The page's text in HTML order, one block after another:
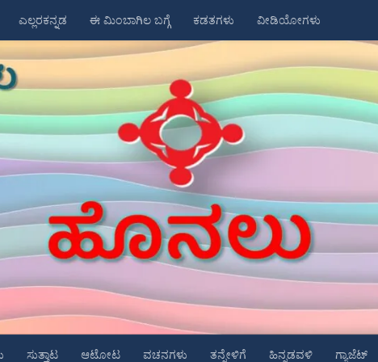
ಎಲ್ಲರಕನ್ನಡ ಈ ಮಿಂಬಾಗಿಲ ಬಗ್ಗೆ ಕಡತಗಳು ವೀಡಿಯೋಗಳು
ಸುತ್ತಾಟ ಆಟೋಟ ವಚನಗಳು ತನ್ನೇಳಿಗೆ ಹಿನ್ನಡವಳಿ ಗ್ಯಾಜೆಟ್